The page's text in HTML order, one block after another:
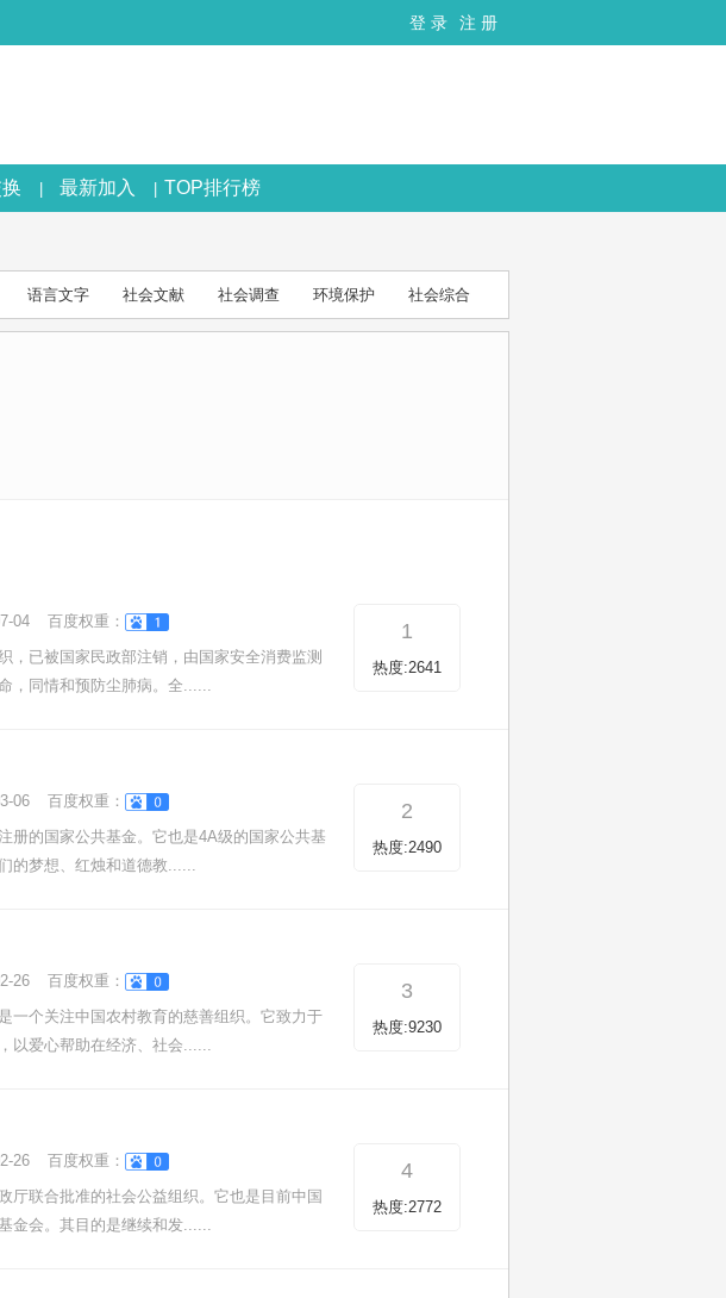
登 录 注 册
| 最新加入 | TOP排行榜
语言文字 社会文献 社会调查 环境保护 社会综合
04
百度权重：
，已被国家民政部注销，由国家安全消费监测
，同情和预防尘肺病。全......
1
热度:2641
06
百度权重：
册的国家公共基金。它也是4A级的国家公共基
的梦想、红烛和道德教......
2
热度:2490
26
百度权重：
一个关注中国农村教育的慈善组织。它致力于
以爱心帮助在经济、社会......
3
热度:9230
26
百度权重：
厅联合批准的社会公益组织。它也是目前中国
金会。其目的是继续和发......
4
热度:2772